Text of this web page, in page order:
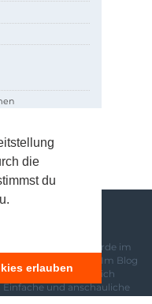
die
du
erlauben
Podcast.de" wurde im
Rudolph gegründet. Im Blog
Themen im Bereich
und anschauliche